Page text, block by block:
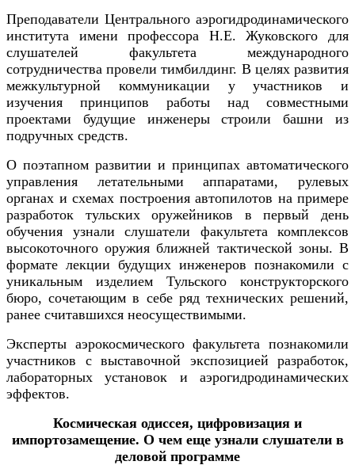
Преподаватели Центрального аэрогидродинамического
института имени профессора Н.Е. Жуковского для
слушателей факультета международного
сотрудничества провели тимбилдинг. В целях развития
межкультурной коммуникации у участников и
изучения принципов работы над совместными
проектами будущие инженеры строили башни из
подручных средств.
О поэтапном развитии и принципах автоматического
управления летательными аппаратами, рулевых
органах и схемах построения автопилотов на примере
разработок тульских оружейников в первый день
обучения узнали слушатели факультета комплексов
высокоточного оружия ближней тактической зоны. В
формате лекции будущих инженеров познакомили с
уникальным изделием Тульского конструкторского
бюро, сочетающим в себе ряд технических решений,
ранее считавшихся неосуществимыми.
Эксперты аэрокосмического факультета познакомили
участников с выставочной экспозицией разработок,
лабораторных установок и аэрогидродинамических
эффектов.
Космическая одиссея, цифровизация и
импортозамещение. О чем еще узнали слушатели в
деловой программе